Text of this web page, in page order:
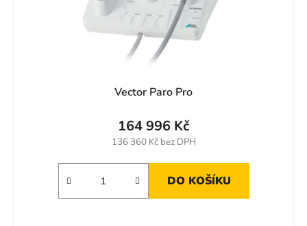
Vector Paro Pro
136 360 Kč bez DPH
164 996 Kč
DO KOŠÍKU